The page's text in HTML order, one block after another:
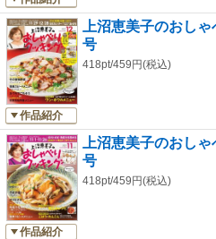
作品紹介
上沼恵美子のおし
号
418pt/459円(税込)
作品紹介
上沼恵美子のおし
号
418pt/459円(税込)